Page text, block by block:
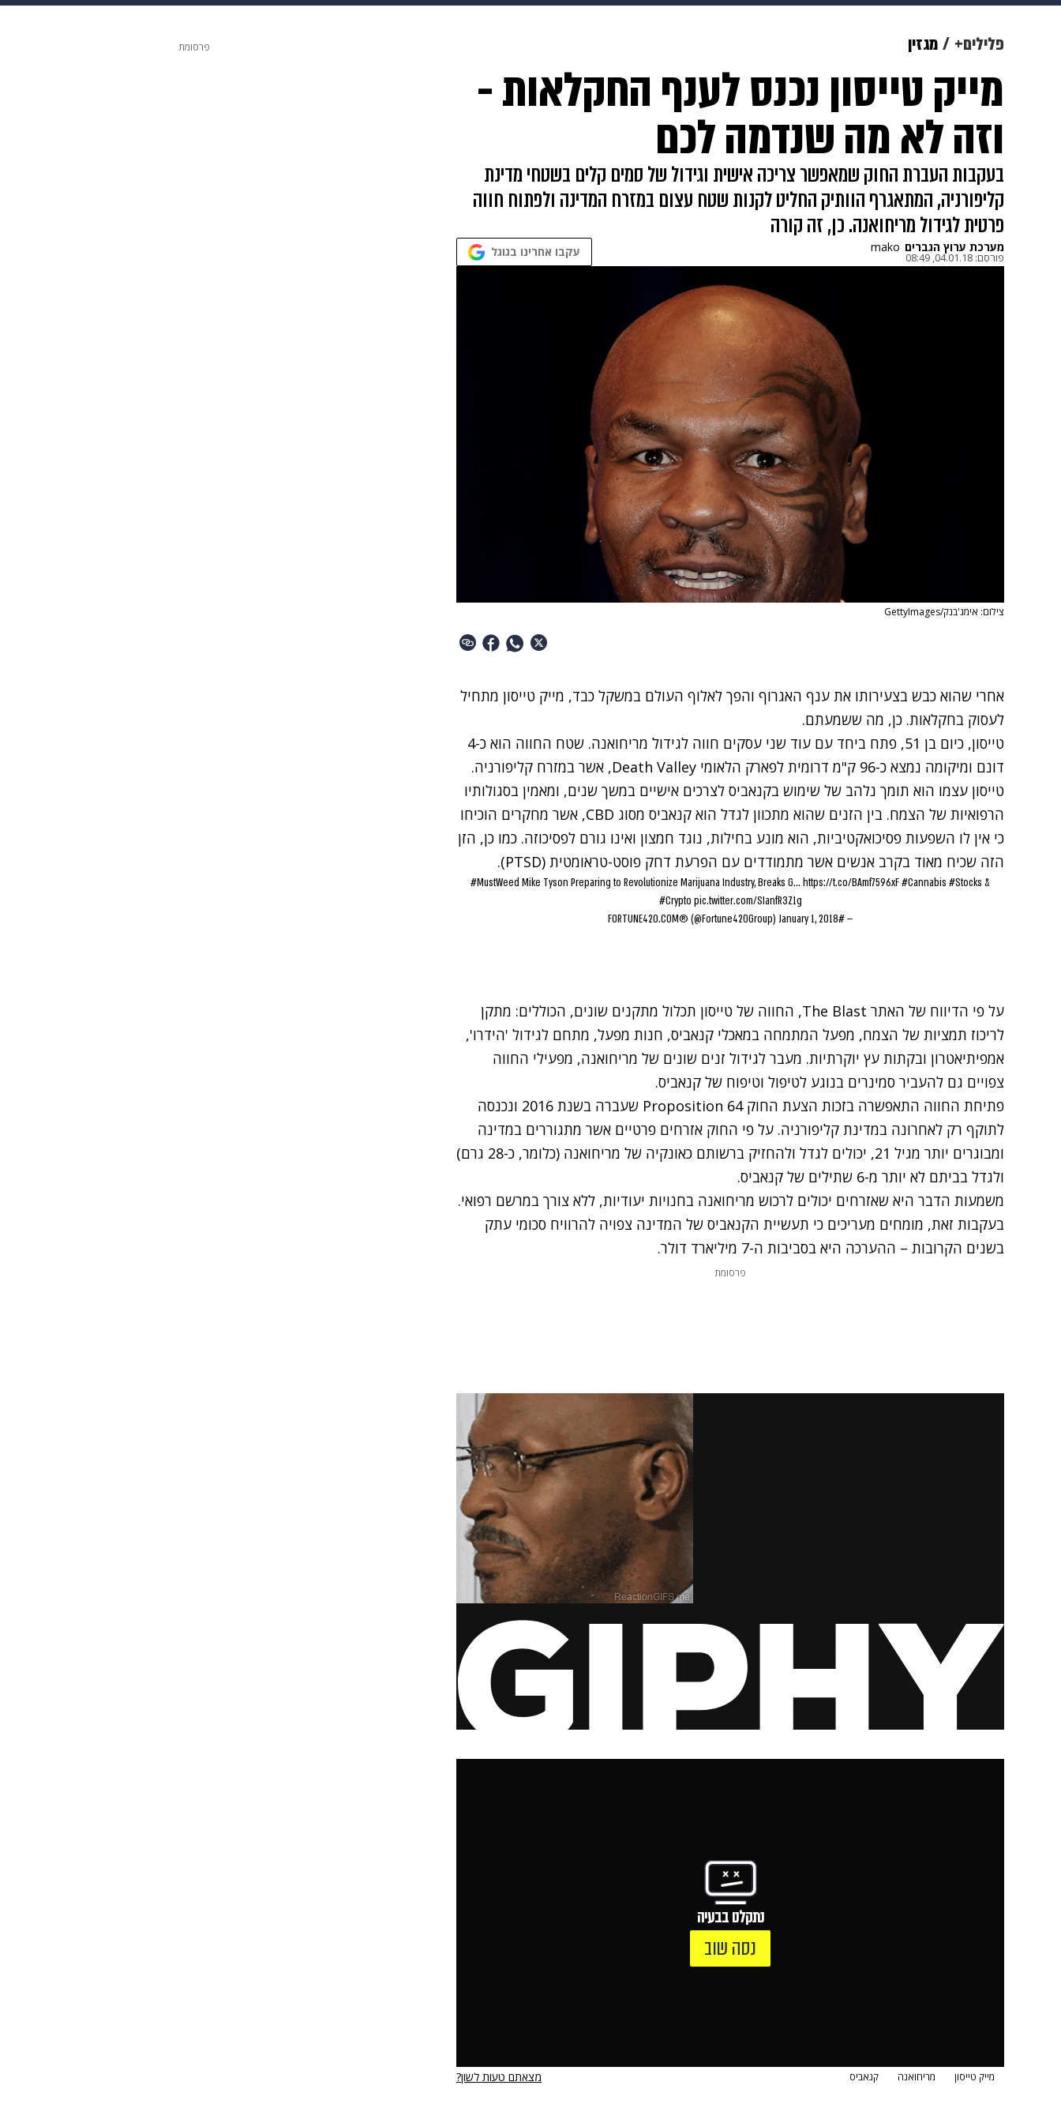
תרבות
גאווה ויוה משפט תשעה חודשים פרויקטים מיוחדים
פלילים+ מגזין
מייק טייסון נכנס לענף החקלאות -
וזה לא מה שנדמה לכם
בעקבות העברת החוק שמאפשר צריכה אישית וגידול של סמים קלים בשטחי מדינת
קליפורניה, המתאגרף הוותיק החליט לקנות שטח עצום במזרח המדינה ולפתוח חווה
פרטית לגידול מריחואנה. כן, זה קורה
מערכת ערוץ הגברים mako
פורסם: 04.01.18, 08:49 עקבו אחרינו בגוגל
צילום: אימג'בנק/GettyImages
אחרי שהוא כבש בצעירותו את ענף האגרוף והפך לאלוף העולם במשקל כבד, מייק טייסון מתחיל
לעסוק בחקלאות. כן, מה ששמעתם.
טייסון, כיום בן 51, פתח ביחד עם עוד שני עסקים חווה לגידול מריחואנה. שטח החווה הוא כ-4
דונם ומיקומה נמצא כ-96 ק"מ דרומית לפארק הלאומי Death Valley, אשר במזרח קליפורניה.
טייסון עצמו הוא תומך נלהב של שימוש בקנאביס לצרכים אישיים במשך שנים, ומאמין בסגולותיו
הרפואיות של הצמח. בין הזנים שהוא מתכוון לגדל הוא קנאביס מסוג CBD, אשר מחקרים הוכיחו
כי אין לו השפעות פסיכואקטיביות, הוא מונע בחילות, נוגד חמצון ואינו גורם לפסיכוזה. כמו כן, הזן
הזה שכיח מאוד בקרב אנשים אשר מתמודדים עם הפרעת דחק פוסט-טראומטית (PTSD).
#MustWeed Mike Tyson Preparing to Revolutionize Marijuana Industry, Breaks G... https://t.co/BAmf7596xF#Cannabis #Stocks &
#Crypto pic.twitter.com/SIanfR3Z1g
— #FORTUNE420.COM® (@Fortune420Group)
January 1, 2018
על פי הדיווח של האתר The Blast, החווה של טייסון תכלול מתקנים שונים, הכוללים: מתקן
לריכוז תמציות של הצמח, מפעל המתמחה במאכלי קנאביס, חנות מפעל, מתחם לגידול 'הידרו',
אמפיתיאטרון ובקתות עץ יוקרתיות. מעבר לגידול זנים שונים של מריחואנה, מפעילי החווה
צפויים גם להעביר סמינרים בנוגע לטיפול וטיפוח של קנאביס.
פתיחת החווה התאפשרה בזכות הצעת החוק Proposition 64 שעברה בשנת 2016 ונכנסה
לתוקף רק לאחרונה במדינת קליפורניה. על פי החוק אזרחים פרטיים אשר מתגוררים במדינה
ומבוגרים יותר מגיל 21, יכולים לגדל ולהחזיק ברשותם כאונקיה של מריחואנה (כלומר, כ-28 גרם)
ולגדל בביתם לא יותר מ-6 שתילים של קנאביס.
משמעות הדבר היא שאזרחים יכולים לרכוש מריחואנה בחנויות יעודיות, ללא צורך במרשם רפואי.
בעקבות זאת, מומחים מעריכים כי תעשיית הקנאביס של המדינה צפויה להרוויח סכומי עתק
בשנים הקרובות – ההערכה היא בסביבות ה-7 מיליארד דולר.
פרסומת
נתקלנו בבעיה
נסה שוב
מייק טייסון מריחואנה קנאביס מצאתם טעות לשון?
פרסומת